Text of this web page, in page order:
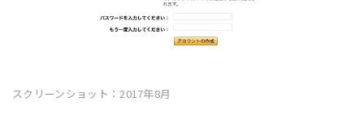
スクリーンショット：2017年8月